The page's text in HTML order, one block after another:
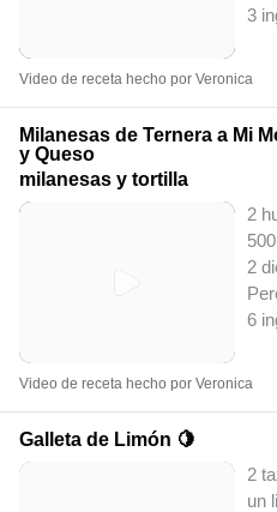
3
Video de receta hecho por Veronica
Milanesas de Ternera a Mi
y Queso
milanesas y tortilla
2
2
6
Video de receta hecho por Veronica
Galleta de Limón 🍋
2
un